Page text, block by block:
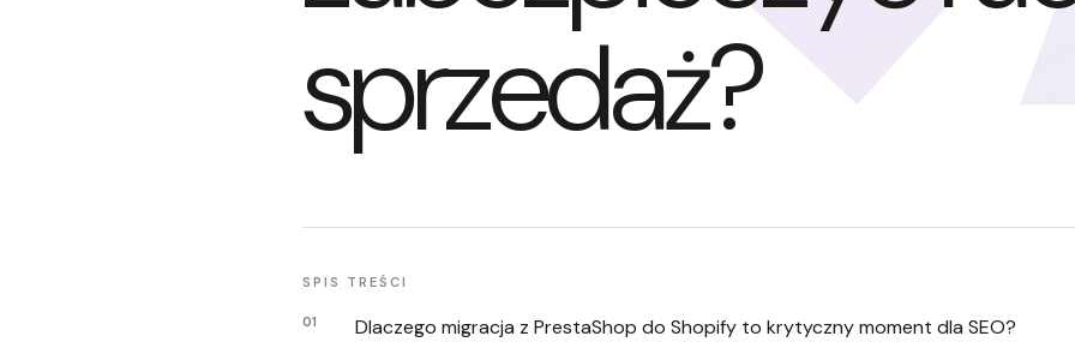
sprzedaż?
SPIS TREŚCI
Dlaczego migracja z PrestaShop do Shopify to krytyczny moment dla SEO?